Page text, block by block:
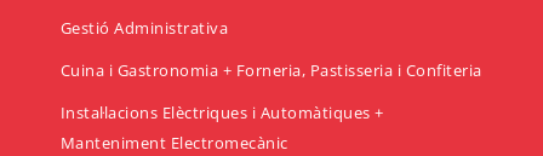
Gestió Administrativa
Cuina i Gastronomia + Forneria, Pastisseria i Confiteria
Instal·lacions Elèctriques i Automàtiques +
Manteniment Electromecànic